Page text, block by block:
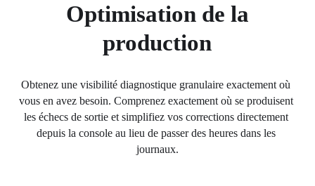
Optimisation de la
production
Obtenez une visibilité diagnostique granulaire exactement où
vous en avez besoin. Comprenez exactement où se produisent
les échecs de sortie et simplifiez vos corrections directement
depuis la console au lieu de passer des heures dans les
journaux.